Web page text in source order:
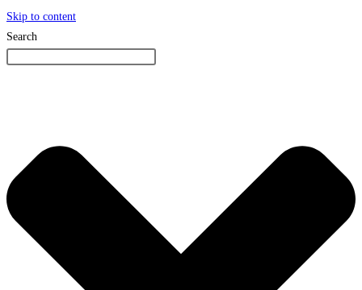
Skip to content
Search